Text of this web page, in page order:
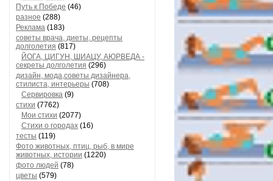
Путь к Победе (46)
разное (288)
Реклама (183)
советы врача, диеты, рецепты
долголетия (817)
ЙОГА, ЦИГУН, ШИАЦУ, АЮРВЕДА -
секреты долголетия (296)
дизайн, мода,советы дизайнера,
стилиста, интерьеры (708)
Сервировка (9)
стихи (7762)
Мои стихи (2077)
Стихи о городах (16)
тесты (119)
Фото животных, птиц, рыб, в мире
животных, истории (1220)
фото людей (78)
цветы (579)